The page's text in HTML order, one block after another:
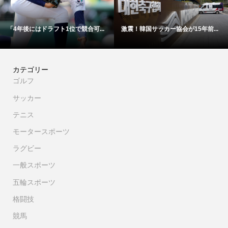
にはドラフト1位で競合可... 激震！韓国サッカー協会が15年前... 【映
カテゴリー
ゴルフ
サッカー
テニス
モータースポーツ
ラグビー
一般スポーツ
五輪スポーツ
格闘技
競馬